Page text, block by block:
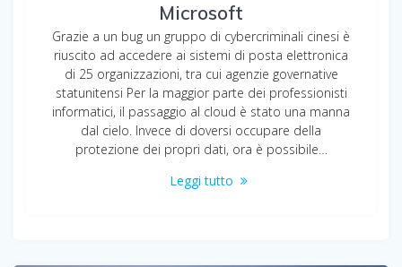
Microsoft
Grazie a un bug un gruppo di cybercriminali cinesi è
riuscito ad accedere ai sistemi di posta elettronica
di 25 organizzazioni, tra cui agenzie governative
statunitensi Per la maggior parte dei professionisti
informatici, il passaggio al cloud è stato una manna
dal cielo. Invece di doversi occupare della
protezione dei propri dati, ora è possibile…
Leggi tutto